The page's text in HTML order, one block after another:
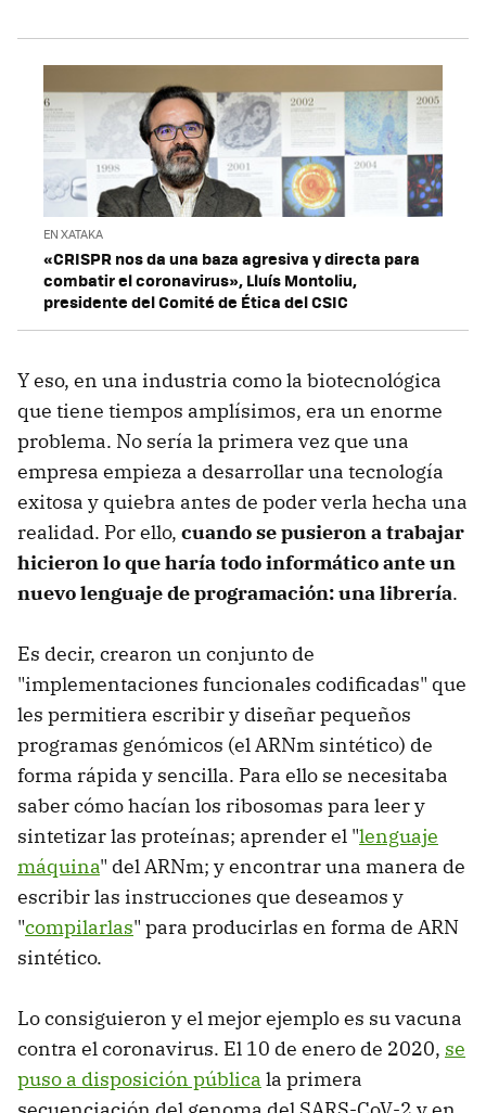
EN XATAKA
«CRISPR nos da una baza agresiva y directa para
combatir el coronavirus», Lluís Montoliu,
presidente del Comité de Ética del CSIC
Y eso, en una industria como la biotecnológica
que tiene tiempos amplísimos, era un enorme
problema. No sería la primera vez que una
empresa empieza a desarrollar una tecnología
exitosa y quiebra antes de poder verla hecha una
realidad. Por ello, cuando se pusieron a trabajar
hicieron lo que haría todo informático ante un
nuevo lenguaje de programación: una librería.
Es decir, crearon un conjunto de
"implementaciones funcionales codificadas" que
les permitiera escribir y diseñar pequeños
programas genómicos (el ARNm sintético) de
forma rápida y sencilla. Para ello se necesitaba
saber cómo hacían los ribosomas para leer y
sintetizar las proteínas; aprender el "lenguaje
máquina" del ARNm; y encontrar una manera de
escribir las instrucciones que deseamos y
"compilarlas" para producirlas en forma de ARN
sintético.
Lo consiguieron y el mejor ejemplo es su vacuna
contra el coronavirus. El 10 de enero de 2020, se
puso a disposición pública la primera